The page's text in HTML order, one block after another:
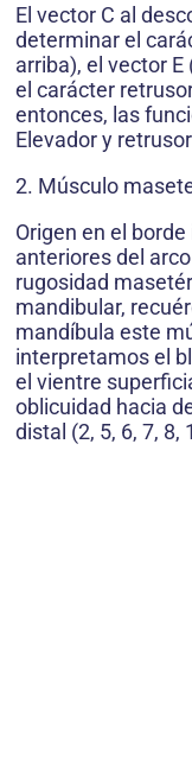
El vector C al
determinar el
arriba), el vector
el carácter
entonces, las
Elevador y
2. Músculo
Origen en el
anteriores del
rugosidad
mandibular,
mandíbula este
interpretamos el
el vientre
oblicuidad hacia
distal (2, 5, 6, 7, 8,